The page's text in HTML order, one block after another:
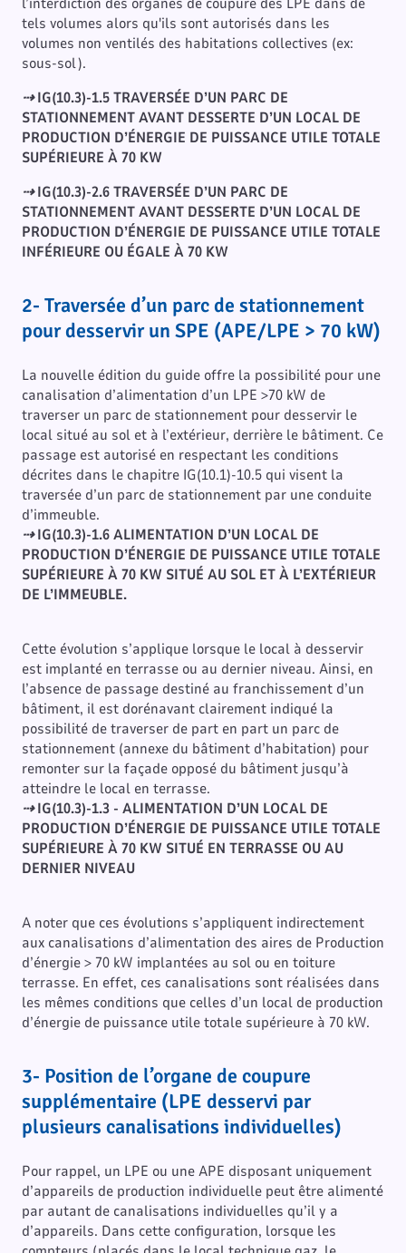
tels volumes alors qu'ils sont autorisés dans les
volumes non ventilés des habitations collectives (ex:
sous-sol).
⇢ IG(10.3)-1.5 TRAVERSÉE D’UN PARC DE
STATIONNEMENT AVANT DESSERTE D’UN LOCAL DE
PRODUCTION D’ÉNERGIE DE PUISSANCE UTILE TOTALE
SUPÉRIEURE À 70 KW
⇢IG(10.3)-2.6 TRAVERSÉE D’UN PARC DE
STATIONNEMENT AVANT DESSERTE D’UN LOCAL DE
PRODUCTION D’ÉNERGIE DE PUISSANCE UTILE TOTALE
INFÉRIEURE OU ÉGALE À 70 KW
2- Traversée d’un parc de stationnement
pour desservir un SPE (APE/LPE > 70 kW)
La nouvelle édition du guide offre la possibilité pour une
canalisation d’alimentation d’un LPE >70 kW de
traverser un parc de stationnement pour desservir le
local situé au sol et à l’extérieur, derrière le bâtiment. Ce
passage est autorisé en respectant les conditions
décrites dans le chapitre IG(10.1)-10.5 qui visent la
traversée d’un parc de stationnement par une conduite
d’immeuble.
⇢IG(10.3)-1.6 ALIMENTATION D’UN LOCAL DE
PRODUCTION D’ÉNERGIE DE PUISSANCE UTILE TOTALE
SUPÉRIEURE À 70 KW SITUÉ AU SOL ET À L’EXTÉRIEUR
DE L’IMMEUBLE.
Cette évolution s’applique lorsque le local à desservir
est implanté en terrasse ou au dernier niveau. Ainsi, en
l’absence de passage destiné au franchissement d’un
bâtiment, il est dorénavant clairement indiqué la
possibilité de traverser de part en part un parc de
stationnement (annexe du bâtiment d’habitation) pour
remonter sur la façade opposé du bâtiment jusqu’à
atteindre le local en terrasse.
⇢IG(10.3)-1.3 - ALIMENTATION D’UN LOCAL DE
PRODUCTION D’ÉNERGIE DE PUISSANCE UTILE TOTALE
SUPÉRIEURE À 70 KW SITUÉ EN TERRASSE OU AU
DERNIER NIVEAU
A noter que ces évolutions s’appliquent indirectement
aux canalisations d’alimentation des aires de Production
d’énergie > 70 kW implantées au sol ou en toiture
terrasse. En effet, ces canalisations sont réalisées dans
les mêmes conditions que celles d’un local de production
d’énergie de puissance utile totale supérieure à 70 kW.
3- Position de l’organe de coupure
supplémentaire (LPE desservi par
plusieurs canalisations individuelles)
Pour rappel, un LPE ou une APE disposant uniquement
d’appareils de production individuelle peut être alimenté
par autant de canalisations individuelles qu’il y a
d’appareils. Dans cette configuration, lorsque les